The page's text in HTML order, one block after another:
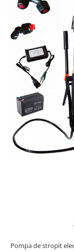
Pompe de stropit
Atomizoare
Mori electrice
Mori electrice
Accesorii mori
Batoze de porumb
Zdrobitoare
legume
Dezumidificatoare
Aparate de sudura
Drujbe
Coloane dus
Pompa de stropit